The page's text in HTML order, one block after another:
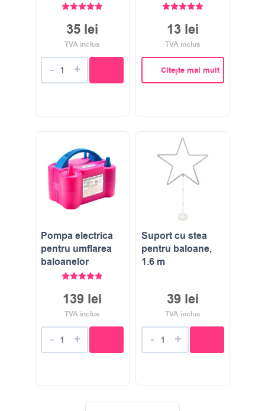
stele din 5
35 lei
TVA inclus
- +
13 lei
TVA inclus
Citește mai mult
Pompa electrica
pentru umflarea
baloanelor
Evaluat la
139 lei
TVA inclus
- +
Suport cu stea
pentru baloane,
1.6 m
39 lei
TVA inclus
- +